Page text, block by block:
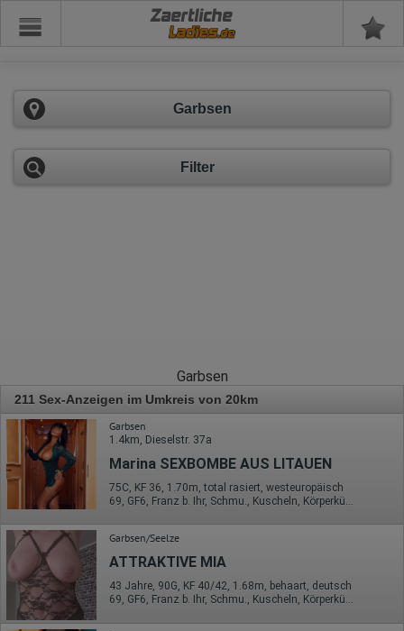
Zaertliche
Garbsen
Filter
Garbsen
211 Sex-Anzeigen im Umkreis von 20km
Garbsen
1.4km, Dieselstr. 37a
Marina SEXBOMBE AUS LITAUEN
75C, KF 36, 1.70m, total rasiert, westeuropäisch
69, GF6, Franz b. Ihr, Schmu., Kuscheln, Körperküs., DSp, Mast.
Garbsen/Seelze
ATTRAKTIVE MIA
43 Jahre, 90G, KF 40/42, 1.68m, behaart, deutsch
69, GF6, Franz b. Ihr, Schmu., Kuscheln, Körperküs., DSa, DSp